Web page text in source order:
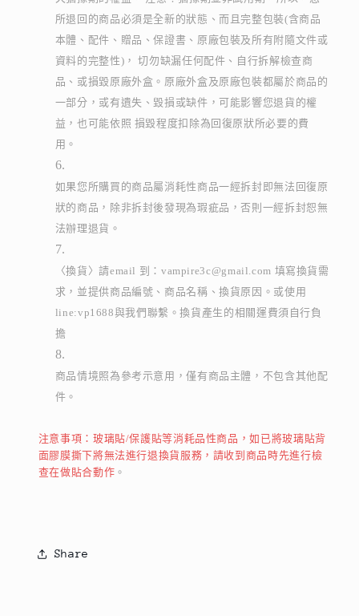
所退回的商品必須是全新的狀態、而且完整包裝(含商品
本體、配件、贈品、保證書、原廠包裝及所有附隨文件或
資料的完整性)， 切勿缺漏任何配件、自行拆解檢查商
品、或損毀原廠外盒。原廠外盒及原廠包裝都屬於商品的
一部分，或有遺失、毀損或缺件，可能影響您退貨的權
益，也可能依照 損毀程度扣除為回復原狀所必要的費
用。
如果您所購買的商品屬消耗性商品一經拆封即無法回復原
狀的商品，除非拆封後發現為瑕疵品，否則一經拆封恕無
法辦理退貨。
〈換貨〉請email 到：vampire3c@gmail.com 填寫換貨需
求，並提供商品編號、商品名稱、換貨原因。或使用
line:vp1688與我們聯繫。換貨產生的相關運費須自行負
擔
商品情境照為參考示意用，僅有商品主體，不包含其他配
件。
注意事項：玻璃貼/保護貼等消耗品性商品，如已將玻璃貼背
面膠膜撕下將無法進行退換貨服務，請收到商品時先進行檢
查在做貼合動作 。
Share